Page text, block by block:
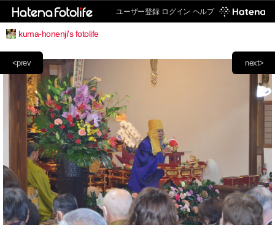
ユーザー登録 ログイン ヘルプ
kuma-honenji's fotolife
next>
<prev